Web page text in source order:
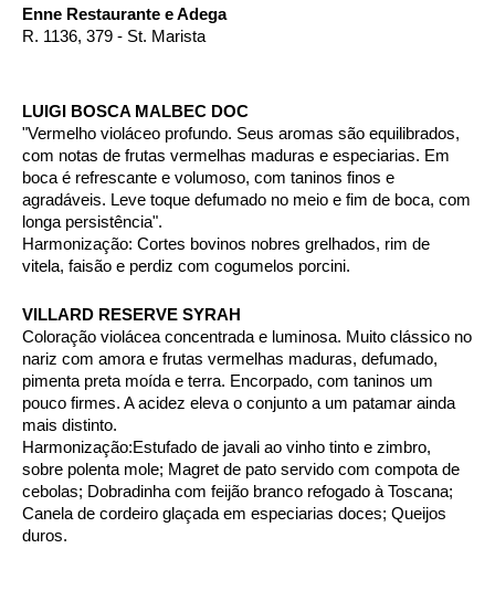
Enne Restaurante e Adega
R. 1136, 379 - St. Marista
LUIGI BOSCA MALBEC DOC
"Vermelho violáceo profundo. Seus aromas são equilibrados,
com notas de frutas vermelhas maduras e especiarias. Em
boca é refrescante e volumoso, com taninos finos e
agradáveis. Leve toque defumado no meio e fim de boca, com
longa persistência".
Harmonização: Cortes bovinos nobres grelhados, rim de
vitela, faisão e perdiz com cogumelos porcini.
VILLARD RESERVE SYRAH
Coloração violácea concentrada e luminosa. Muito clássico no
nariz com amora e frutas vermelhas maduras, defumado,
pimenta preta moída e terra. Encorpado, com taninos um
pouco firmes. A acidez eleva o conjunto a um patamar ainda
mais distinto.
Harmonização:Estufado de javali ao vinho tinto e zimbro,
sobre polenta mole; Magret de pato servido com compota de
cebolas; Dobradinha com feijão branco refogado à Toscana;
Canela de cordeiro glaçada em especiarias doces; Queijos
duros.